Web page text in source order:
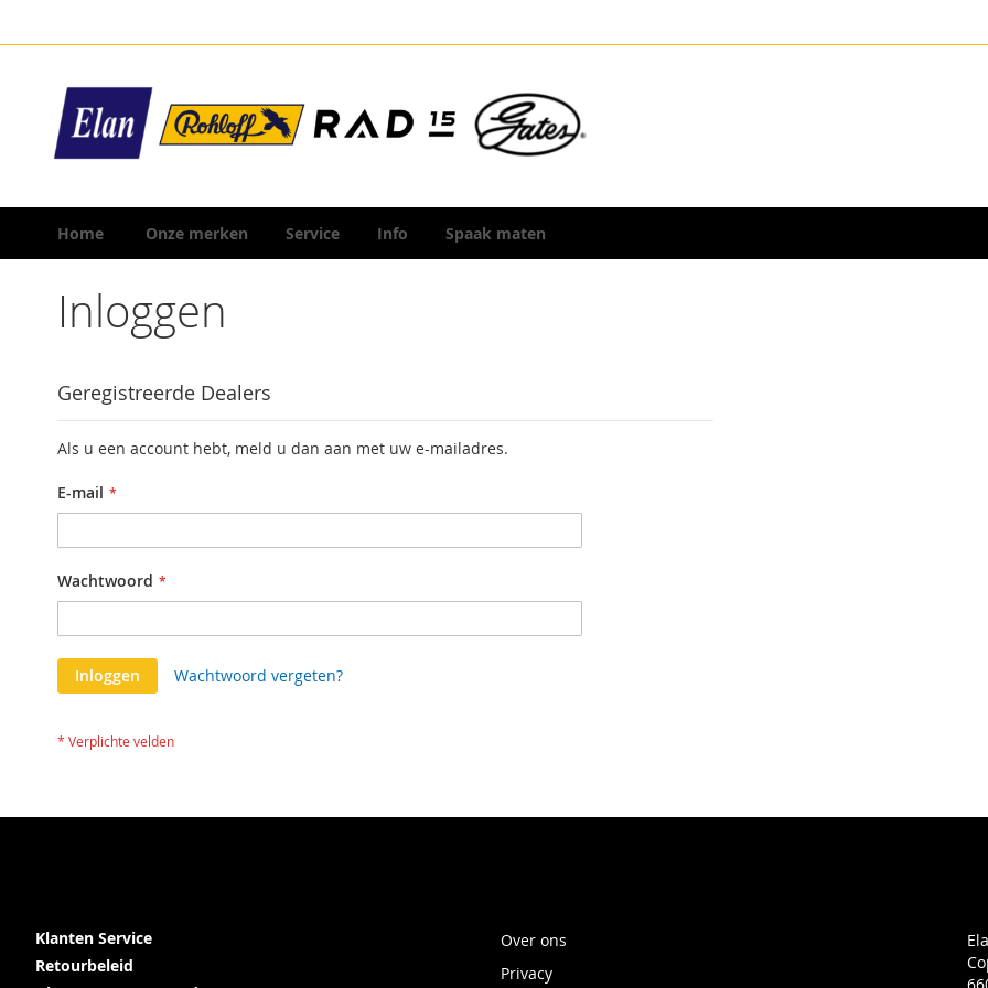
naar
inhoud
Home Onze merken Service Info Spaak maten
Inloggen
Geregistreerde Dealers
Als u een account hebt, meld u dan aan met uw e-mailadres.
E-mail
Wachtwoord
Inloggen Wachtwoord vergeten?
Klanten Service
Retourbeleid
Over ons
Privacy